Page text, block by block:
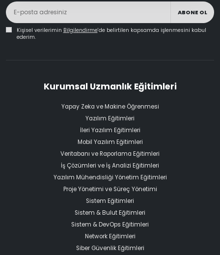
ABONE OL
Kişisel verilerimin Bilgilendirme'de belirtilen kapsamda işlenmesini kabul
ederim.
Kurumsal Uzmanlık Eğitimleri
Yapay Zeka ve Makine Öğrenmesi
Yazılım Eğitimleri
İleri Yazılım Eğitimleri
Mobil Yazılım Eğitimleri
Veritabanı ve Raporlama Eğitimleri
İş Çözümleri ve İş Analizi Eğitimleri
Yazılım Mühendisliği Yönetim Eğitimleri
Proje Yönetimi ve Süreç Yönetimi
Sistem Eğitimleri
Sistem & Bulut Eğitimleri
Sistem & DevOps Eğitimleri
Network Eğitimleri
Siber Güvenlik Eğitimleri